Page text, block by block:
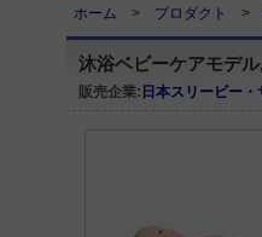
ホーム プロダクト
沐浴ベビーケアモデ
販売企業: 日本スリービー